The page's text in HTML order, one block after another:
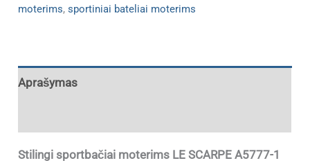
moterims,sportiniai bateliai moterims
Aprašymas
Stilingi sportbačiai moterims LE SCARPE A5777-1